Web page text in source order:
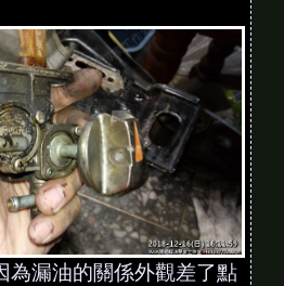
為漏油的關係外觀差了點